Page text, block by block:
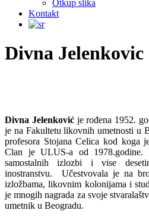
Otkup slika
Kontakt
Divna Jelenkovic
Divna Jelenković je rođena 1952.
je na Fakultetu likovnih umetnosti u
profesora Stojana Celica kod koga
Clan je ULUS-a od 1978.godine.
samostalnih izlozbi i vise
inostranstvu. Učestvovala je na
izložbama, likovnim kolonijama i
je mnogih nagrada za svoje
umetnik u Beogradu.